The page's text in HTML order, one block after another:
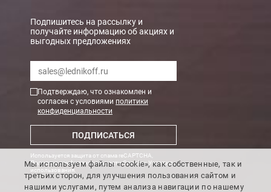
Подпишитесь на рассылку и
получайте информацию об акциях и
выгодных предложениях
Подтверждаю, что ознакомлен и
согласен с условиями политики
конфиденциальности
ПОДПИСАТЬСЯ
Используется защита от спама reCAPTCHA,
Политика конфиденциальности GoogleиУсловия
использования
Мы используем файлы «cookie», как собственные, так и
третьих сторон, для улучшения пользования сайтом и
нашими услугами, путем анализа навигации по нашему